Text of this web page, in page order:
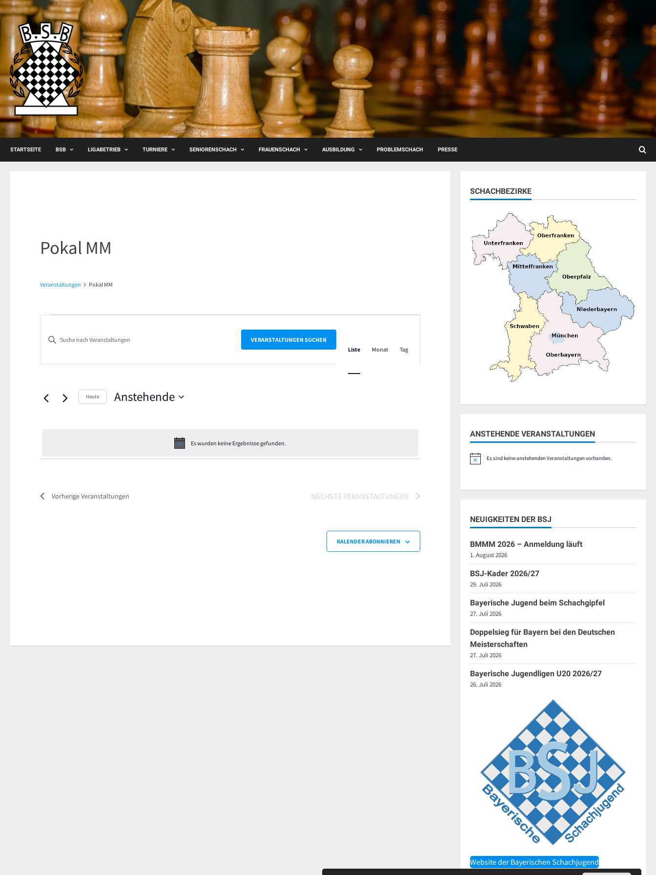
Skip
to
content
STARTSEITE BSB LIGABETRIEB TURNIERE SENIORENSCHACH FRAUENSCHACH AUSBILDUNG PROBLEMSCHACH PRESSE
Pokal MM
Veranstaltungen Pokal MM
Hinweis
Es wurden keine Ergebnisse gefunden.
Suche
und
Ansichten,
Navigation
Bitte
eingeben.
nach
Veranstaltungen
VERANSTALTUNGEN SUCHEN
Navigation
Liste Monat Tag
Heute Anstehende
VorherigeVeranstaltungen NÄCHSTE VERANSTALTUNGEN
KALENDER ABONNIEREN
SCHACHBEZIRKE
ANSTEHENDE VERANSTALTUNGEN
HinweisEs sind keine anstehenden Veranstaltungen vorhanden.
NEUIGKEITEN DER BSJ
BMMM 2026 – Anmeldung läuft
1. August 2026
BSJ-Kader 2026/27
29. Juli 2026
Bayerische Jugend beim Schachgipfel
27. Juli 2026
Doppelsieg für Bayern bei den Deutschen
Meisterschaften
27. Juli 2026
Bayerische Jugendligen U20 2026/27
26. Juli 2026
Website der Bayerischen Schachjugend